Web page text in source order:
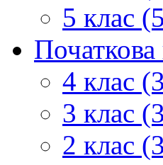
5 клас
4 клас
3 клас
2 клас